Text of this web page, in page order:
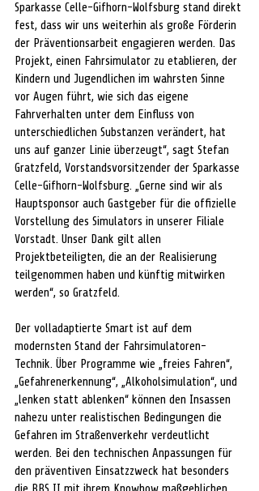
Sparkasse Celle-Gifhorn-Wolfsburg stand direkt
fest, dass wir uns weiterhin als große Förderin
der Präventionsarbeit engagieren werden. Das
Projekt, einen Fahrsimulator zu etablieren, der
Kindern und Jugendlichen im wahrsten Sinne
vor Augen führt, wie sich das eigene
Fahrverhalten unter dem Einfluss von
unterschiedlichen Substanzen verändert, hat
uns auf ganzer Linie überzeugt“, sagt Stefan
Gratzfeld, Vorstandsvorsitzender der Sparkasse
Celle-Gifhorn-Wolfsburg. „Gerne sind wir als
Hauptsponsor auch Gastgeber für die offizielle
Vorstellung des Simulators in unserer Filiale
Vorstadt. Unser Dank gilt allen
Projektbeteiligten, die an der Realisierung
teilgenommen haben und künftig mitwirken
werden“, so Gratzfeld.
Der volladaptierte Smart ist auf dem
modernsten Stand der Fahrsimulatoren-
Technik. Über Programme wie „freies Fahren“,
„Gefahrenerkennung“, „Alkoholsimulation“, und
„lenken statt ablenken“ können den Insassen
nahezu unter realistischen Bedingungen die
Gefahren im Straßenverkehr verdeutlicht
werden. Bei den technischen Anpassungen für
den präventiven Einsatzzweck hat besonders